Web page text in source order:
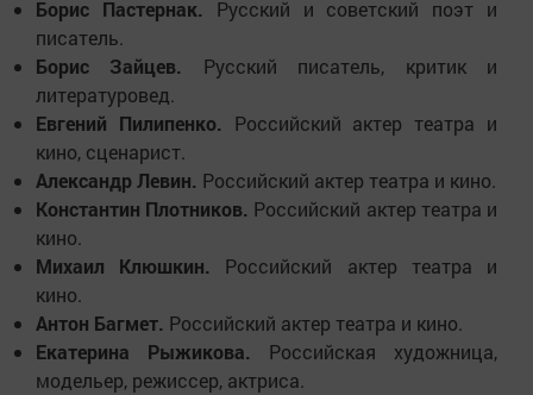
Борис Пастернак. Русский и советский поэт и
писатель.
Борис Зайцев. Русский писатель, критик и
литературовед.
Евгений Пилипенко. Российский актер театра и
кино, сценарист.
Александр Левин. Российский актер театра и кино.
Константин Плотников. Российский актер театра и
кино.
Михаил Клюшкин. Российский актер театра и
кино.
Антон Багмет. Российский актер театра и кино.
Екатерина Рыжикова. Российская художница,
модельер, режиссер, актриса.